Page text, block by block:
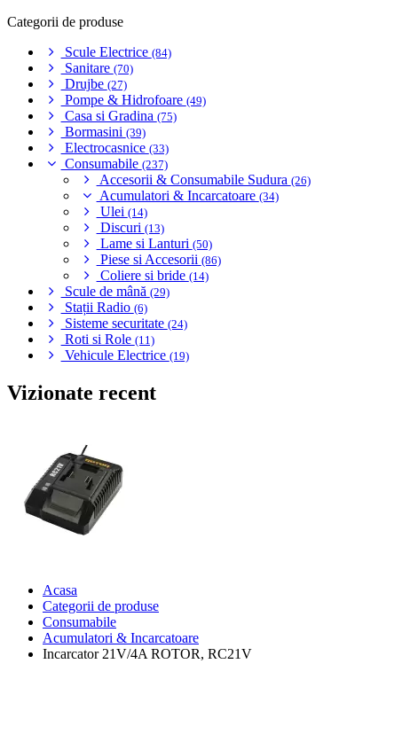
Categorii de produse
Scule Electrice (84)
Sanitare (70)
Drujbe (27)
Pompe & Hidrofoare (49)
Casa si Gradina (75)
Bormasini (39)
Electrocasnice (33)
Consumabile (237)
Accesorii & Consumabile Sudura (26)
Acumulatori & Incarcatoare (34)
Ulei (14)
Discuri (13)
Lame si Lanturi (50)
Piese si Accesorii (86)
Coliere si bride (14)
Scule de mână (29)
Stații Radio (6)
Sisteme securitate (24)
Roti si Role (11)
Vehicule Electrice (19)
Vizionate recent
Acasa
Categorii de produse
Consumabile
Acumulatori & Incarcatoare
Incarcator 21V/4A ROTOR, RC21V